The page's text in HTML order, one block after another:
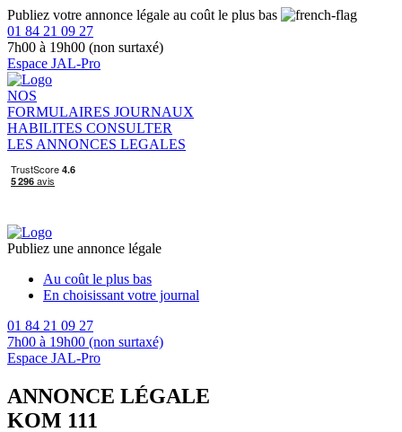
Publiez votre annonce légale au coût le plus bas
01 84 21 09 27
7h00 à 19h00 (non surtaxé)
Espace JAL-Pro
NOS
FORMULAIRES JOURNAUX
HABILITES CONSULTER
LES ANNONCES LEGALES
Publiez une annonce légale
Au coût le plus bas
En choisissant votre journal
01 84 21 09 27
7h00 à 19h00 (non surtaxé)
Espace JAL-Pro
ANNONCE LÉGALE
KOM 111